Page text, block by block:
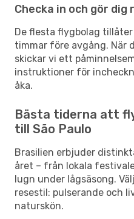
Checka in och gör dig
De flesta flygbolag
timmar före avgång. När
skickar vi ett
instruktioner för
åka.
Bästa tiderna att
till São Paulo
Brasilien erbjuder
året – från lokala
lugn under lågsäsong.
resestil: pulserande och
naturskön.